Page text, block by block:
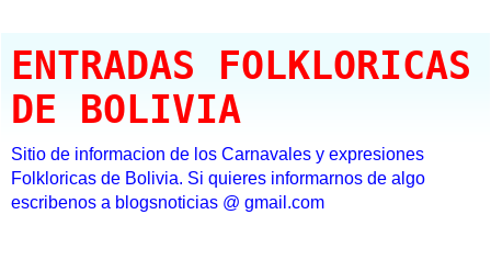
ENTRADAS FOLKLORICAS
DE BOLIVIA
Sitio de informacion de los Carnavales y expresiones
Folkloricas de Bolivia. Si quieres informarnos de algo
escribenos a blogsnoticias @ gmail.com